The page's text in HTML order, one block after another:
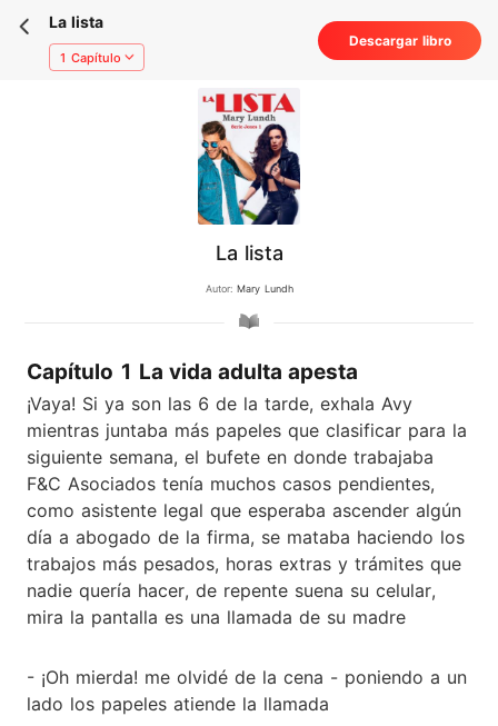
La lista
1 Capítulo
Descargar libro
La lista
Autor: Mary Lundh
Capítulo 1 La vida adulta apesta
¡Vaya! Si ya son las 6 de la tarde, exhala Avy
mientras juntaba más papeles que clasificar para la
siguiente semana, el bufete en donde trabajaba
F&C Asociados tenía muchos casos pendientes,
como asistente legal que esperaba ascender algún
día a abogado de la firma, se mataba haciendo los
trabajos más pesados, horas extras y trámites que
nadie quería hacer, de repente suena su celular,
mira la pantalla es una llamada de su madre
- ¡Oh mierda! me olvidé de la cena - poniendo a un
lado los papeles atiende la llamada